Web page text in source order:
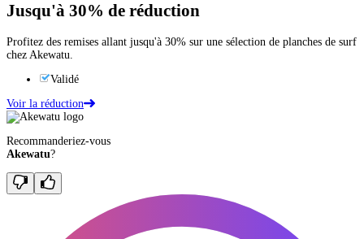
Jusqu'à 30% de réduction
Profitez des remises allant jusqu'à 30% sur une sélection de planches de surf
chez Akewatu.
Validé
Voir la réduction
Recommanderiez-vous
Akewatu?